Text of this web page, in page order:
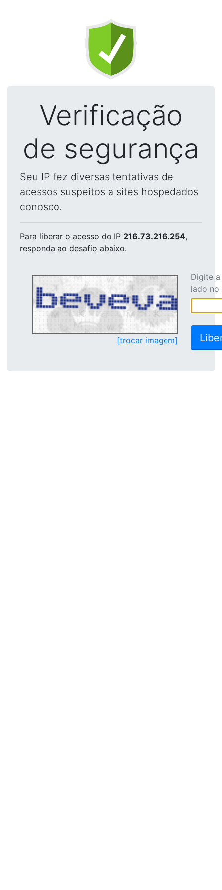
Verificação
de segurança
Seu IP fez diversas tentativas de
acessos suspeitos a sites hospedados
conosco.
Para liberar o acesso do IP 216.73.216.254,
responda ao desafio abaixo.
[trocar imagem]
Digite
lado no